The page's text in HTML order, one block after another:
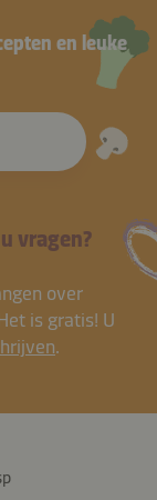
en leuke
vragen?
over
is gratis! U
.